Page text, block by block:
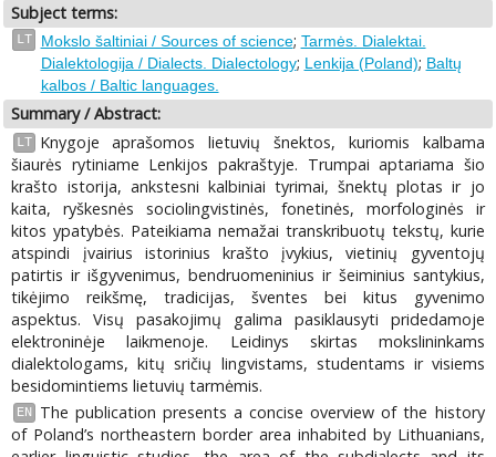
Subject terms:
LT Mokslo šaltiniai / Sources of science; Tarmės. Dialektai.
Dialektologija / Dialects. Dialectology; Lenkija (Poland); Baltų
kalbos / Baltic languages.
Summary / Abstract:
LT
Knygoje aprašomos lietuvių šnektos, kuriomis kalbama
šiaurės rytiniame Lenkijos pakraštyje. Trumpai aptariama šio
krašto istorija, ankstesni kalbiniai tyrimai, šnektų plotas ir jo
kaita, ryškesnės sociolingvistinės, fonetinės, morfologinės ir
kitos ypatybės. Pateikiama nemažai transkribuotų tekstų, kurie
atspindi įvairius istorinius krašto įvykius, vietinių gyventojų
patirtis ir išgyvenimus, bendruomeninius ir šeiminius santykius,
tikėjimo reikšmę, tradicijas, šventes bei kitus gyvenimo
aspektus. Visų pasakojimų galima pasiklausyti pridedamoje
elektroninėje laikmenoje. Leidinys skirtas mokslininkams
dialektologams, kitų sričių lingvistams, studentams ir visiems
besidomintiems lietuvių tarmėmis.
EN
The publication presents a concise overview of the history
of Poland’s northeastern border area inhabited by Lithuanians,